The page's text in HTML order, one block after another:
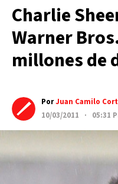
Charlie
Warner
millones de
PorJuan Camilo
10/03/2011 · 05:31